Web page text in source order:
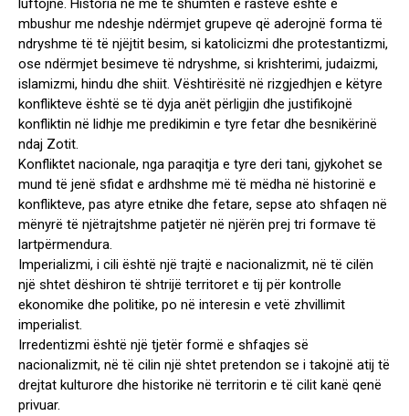
luftojnë. Historia në më të shumtën e rasteve është e
mbushur me ndeshje ndërmjet grupeve që aderojnë forma të
ndryshme të të njëjtit besim, si katolicizmi dhe protestantizmi,
ose ndërmjet besimeve të ndryshme, si krishterimi, judaizmi,
islamizmi, hindu dhe shiit. Vështirësitë në rizgjedhjen e këtyre
konflikteve është se të dyja anët përligjin dhe justifikojnë
konfliktin në lidhje me predikimin e tyre fetar dhe besnikërinë
ndaj Zotit.
Konfliktet nacionale, nga paraqitja e tyre deri tani, gjykohet se
mund të jenë sfidat e ardhshme më të mëdha në historinë e
konflikteve, pas atyre etnike dhe fetare, sepse ato shfaqen në
mënyrë të njëtrajtshme patjetër në njërën prej tri formave të
lartpërmendura.
Imperializmi, i cili është një trajtë e nacionalizmit, në të cilën
një shtet dëshiron të shtrijë territoret e tij për kontrolle
ekonomike dhe politike, po në interesin e vetë zhvillimit
imperialist.
Irredentizmi është një tjetër formë e shfaqjes së
nacionalizmit, në të cilin një shtet pretendon se i takojnë atij të
drejtat kulturore dhe historike në territorin e të cilit kanë qenë
privuar.